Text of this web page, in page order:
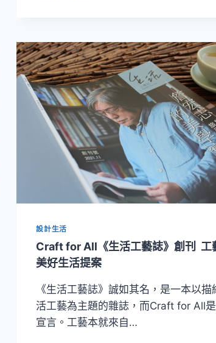
物
利
用
研
究」
行
與
烹
飪
的
生
活
—
詹
宏
志
的
美
踐
設計生活
Craft for All《生活工藝誌》創刊 工
美好生活提案
《生活工藝誌》誠如其名，是一本以描
活工藝為主題的雜誌，而Craft for All
宣言。工藝本就來自…